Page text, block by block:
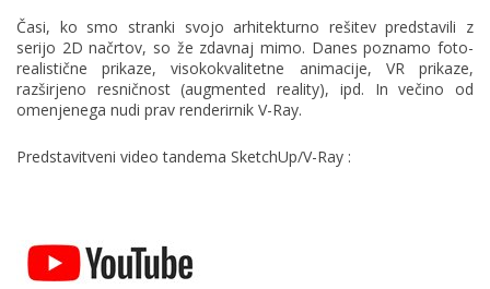
Časi, ko smo stranki svojo arhitekturno rešitev predstavili z
serijo 2D načrtov, so že zdavnaj mimo. Danes poznamo foto-
realistične prikaze, visokokvalitetne animacije, VR prikaze,
razširjeno resničnost (augmented reality), ipd. In večino od
omenjenega nudi prav renderirnik V-Ray.
Predstavitveni video tandema SketchUp/V-Ray :